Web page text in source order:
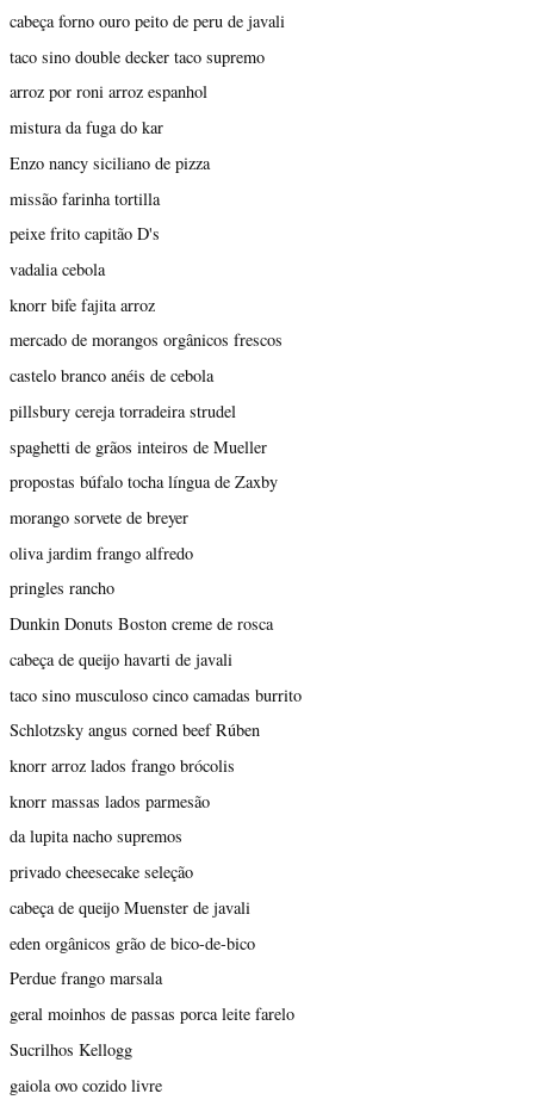
cabeça forno ouro peito de peru de javali
taco sino double decker taco supremo
arroz por roni arroz espanhol
mistura da fuga do kar
Enzo nancy siciliano de pizza
missão farinha tortilla
peixe frito capitão D's
vadalia cebola
knorr bife fajita arroz
mercado de morangos orgânicos frescos
castelo branco anéis de cebola
pillsbury cereja torradeira strudel
spaghetti de grãos inteiros de Mueller
propostas búfalo tocha língua de Zaxby
morango sorvete de breyer
oliva jardim frango alfredo
pringles rancho
Dunkin Donuts Boston creme de rosca
cabeça de queijo havarti de javali
taco sino musculoso cinco camadas burrito
Schlotzsky angus corned beef Rúben
knorr arroz lados frango brócolis
knorr massas lados parmesão
da lupita nacho supremos
privado cheesecake seleção
cabeça de queijo Muenster de javali
eden orgânicos grão de bico-de-bico
Perdue frango marsala
geral moinhos de passas porca leite farelo
Sucrilhos Kellogg
gaiola ovo cozido livre